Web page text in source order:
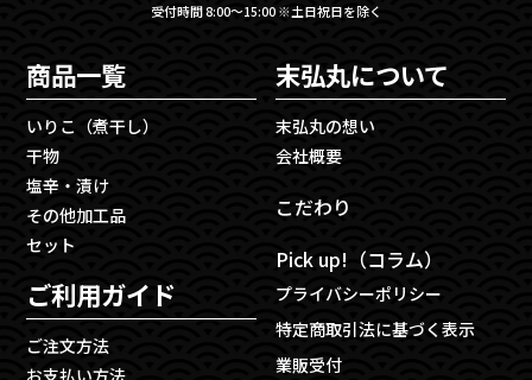
受付時間 8:00〜15:00 ※土日祝日を除く
商品一覧
いりこ（煮干し）
干物
塩辛・漬け
その他加工品
セット
末弘丸について
末弘丸の想い
会社概要
こだわり
Pick up!（コラム）
ご利用ガイド
ご注文方法
プライバシーポリシー
特定商取引法に基づく表示
業販受付